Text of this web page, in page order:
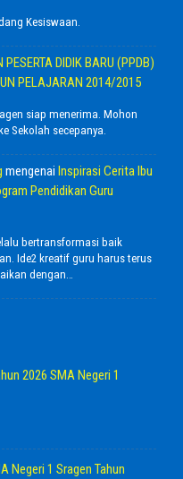
Kesiswaan.
PESERTA DIDIK BARU (PPDB)
PELAJARAN 2014/2015
siap menerima. Mohon
Sekolah secepanya.
mengenai Inspirasi Cerita Ibu
Pendidikan Guru
bertransformasi baik
Ide2 kreatif guru harus terus
dengan…
2026 SMA Negeri 1
Negeri 1 Sragen Tahun